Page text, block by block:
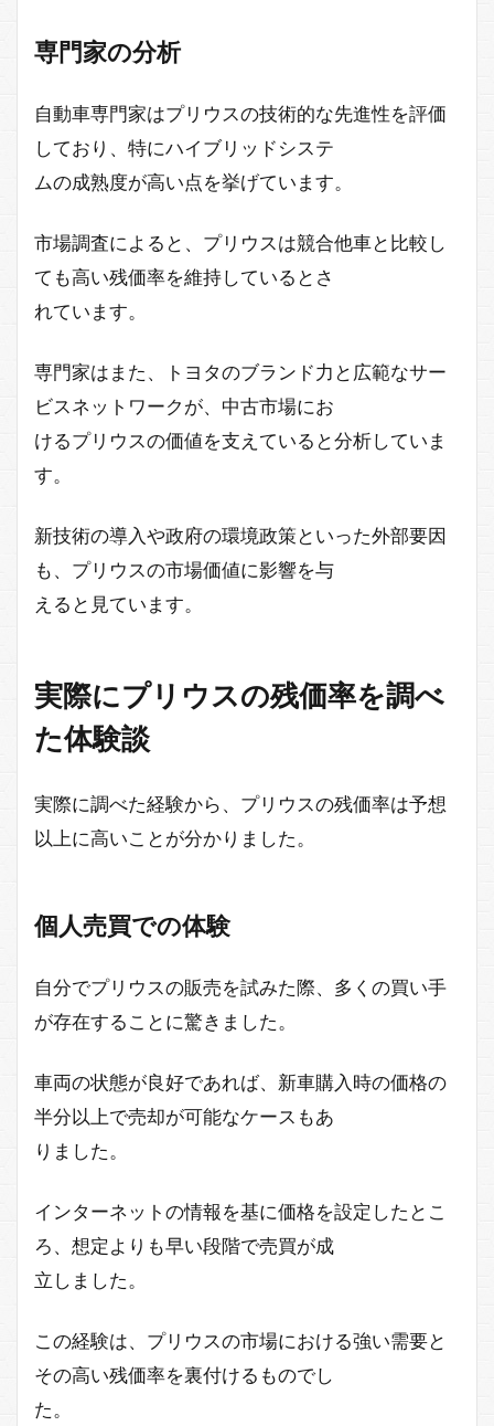
専門家の分析
自動車専門家はプリウスの技術的な先進性を評価
しており、特にハイブリッドシステ
ムの成熟度が高い点を挙げています。
市場調査によると、プリウスは競合他車と比較し
ても高い残価率を維持しているとさ
れています。
専門家はまた、トヨタのブランド力と広範なサー
ビスネットワークが、中古市場にお
けるプリウスの価値を支えていると分析していま
す。
新技術の導入や政府の環境政策といった外部要因
も、プリウスの市場価値に影響を与
えると見ています。
実際にプリウスの残価率を調べ
た体験談
実際に調べた経験から、プリウスの残価率は予想
以上に高いことが分かりました。
個人売買での体験
自分でプリウスの販売を試みた際、多くの買い手
が存在することに驚きました。
車両の状態が良好であれば、新車購入時の価格の
半分以上で売却が可能なケースもあ
りました。
インターネットの情報を基に価格を設定したとこ
ろ、想定よりも早い段階で売買が成
立しました。
この経験は、プリウスの市場における強い需要と
その高い残価率を裏付けるものでし
た。